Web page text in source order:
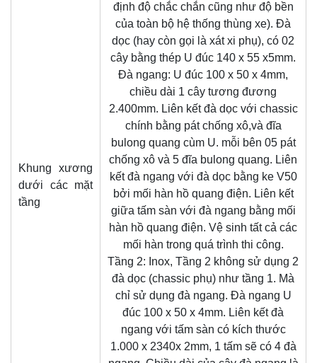
Khung xương
dưới các mặt
tầng
định độ chắc chắn cũng như độ bền
của toàn bộ hệ thống thùng xe). Đà
dọc (hay còn gọi là xát xi phụ), có 02
cây bằng thép U đúc 140 x 55 x5mm.
Đà ngang: U đúc 100 x 50 x 4mm,
chiều dài 1 cây tương đương
2.400mm. Liên kết đà dọc với chassic
chính bằng pát chống xô,và đĩa
bulong quang cùm U. mỗi bên 05 pát
chống xô và 5 đĩa bulong quang. Liên
kết đà ngang với đà dọc bằng ke V50
bởi mối hàn hồ quang điện. Liên kết
giữa tấm sàn với đà ngang bằng mối
hàn hồ quang điện. Vệ sinh tất cả các
mối hàn trong quá trình thi công.
Tầng 2: Inox, Tầng 2 không sử dụng 2
đà dọc (chassic phụ) như tầng 1. Mà
chỉ sử dụng đà ngang. Đà ngang U
đúc 100 x 50 x 4mm. Liên kết đà
ngang với tấm sàn có kích thước
1.000 x 2340x 2mm, 1 tấm sẽ có 4 đà